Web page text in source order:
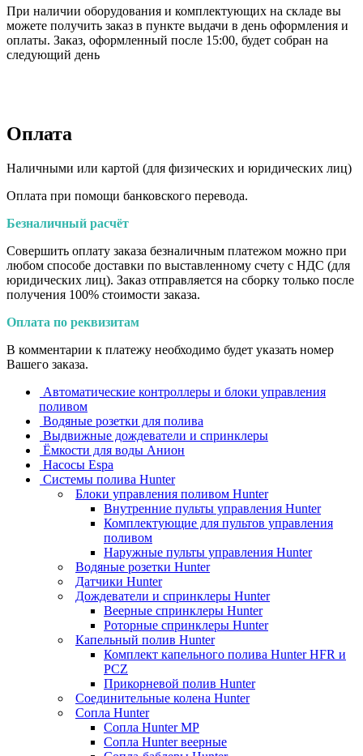
При наличии оборудования и комплектующих на складе вы
можете получить заказ в пункте выдачи в день оформления и
оплаты. Заказ, оформленный после 15:00, будет собран на
следующий день
Оплата
Наличными или картой (для физических и юридических лиц)
Оплата при помощи банковского перевода.
Безналичный расчёт
Совершить оплату заказа безналичным платежом можно при
любом способе доставки по выставленному счету с НДС (для
юридических лиц). Заказ отправляется на сборку только после
получения 100% стоимости заказа.
Оплата по реквизитам
В комментарии к платежу необходимо будет указать номер
Вашего заказа.
Автоматические контроллеры и блоки управления
поливом
Водяные розетки для полива
Выдвижные дождеватели и спринклеры
Ёмкости для воды Анион
Насосы Espa
Системы полива Hunter
Блоки управления поливом Hunter
Внутренние пульты управления Hunter
Комплектующие для пультов управления
поливом
Наружные пульты управления Hunter
Водяные розетки Hunter
Датчики Hunter
Дождеватели и спринклеры Hunter
Веерные спринклеры Hunter
Роторные спринклеры Hunter
Капельный полив Hunter
Комплект капельного полива Hunter HFR и
PCZ
Прикорневой полив Hunter
Соединительные колена Hunter
Сопла Hunter
Сопла Hunter MP
Сопла Hunter веерные